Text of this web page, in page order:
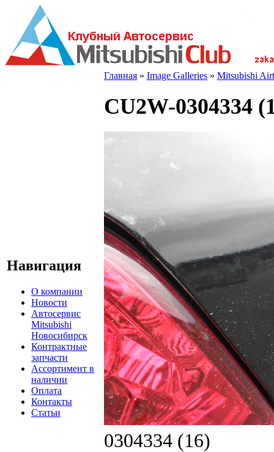
Навигация
О компании
Новости
Автосервис
Mitsubishi
Новосибирск
Контрактные
запчасти
Ассортимент в
наличии
Оплата
Контакты
Статьи
Главная » Image Galleries » Mitsubishi
CU2W-0304334
0304334 (16)